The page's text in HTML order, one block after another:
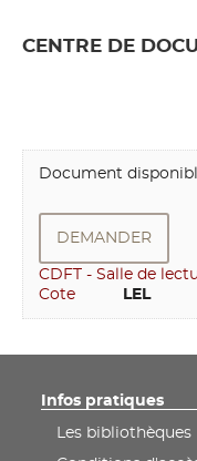
CENTRE DE
Document
DEMANDER
Cote
CDFT - Salle de
         LEL
Infos pratiques
Les bibliothèques